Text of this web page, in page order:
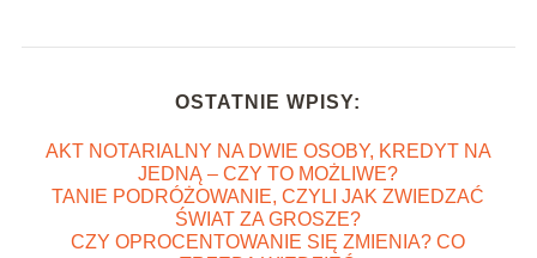
OSTATNIE WPISY:
AKT NOTARIALNY NA DWIE OSOBY, KREDYT NA
JEDNĄ – CZY TO MOŻLIWE?
TANIE PODRÓŻOWANIE, CZYLI JAK ZWIEDZAĆ
ŚWIAT ZA GROSZE?
CZY OPROCENTOWANIE SIĘ ZMIENIA? CO